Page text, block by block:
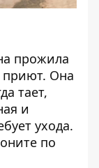
прожила
приют. Она
тает,
и
ухода.
по